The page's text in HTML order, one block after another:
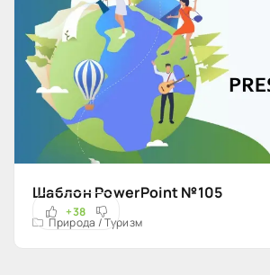
Шаблон PowerPoint №105
Природа / Туризм
+38